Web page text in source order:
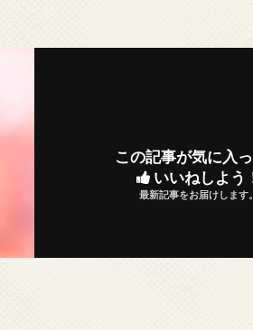
この記事が気に入
いいねしよう
最新記事をお届けします。